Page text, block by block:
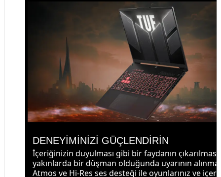
DENEYİMİNİZİ GÜÇLENDİRİN
İçeriğinizin duyulması gibi bir faydanın çıkarılması
yakınlarda bir düşman olduğunda uyarının
Atmos ve Hi-Res ses desteği ile oyunlarınız ve